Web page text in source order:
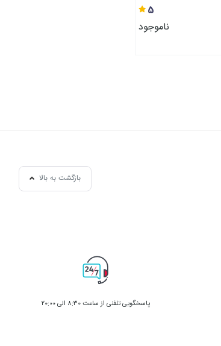
5
ناموجود
بازگشت به بالا
پاسخگویی تلفنی از ساعت 8:30 الی 20:00